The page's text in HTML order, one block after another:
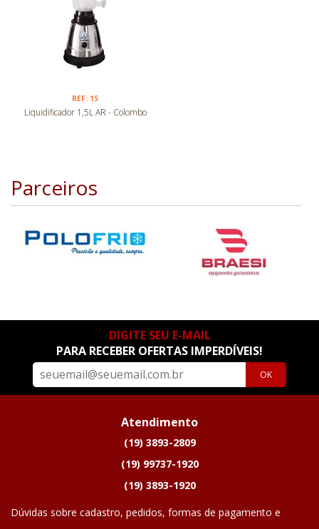
REF: 15
Liquidificador 1,5L AR - Colombo
Parceiros
DIGITE SEU E-MAIL
PARA RECEBER OFERTAS IMPERDÍVEIS!
OK
Atendimento
(19) 3893-2809
(19) 99737-1920
(19) 3893-1920
Dúvidas sobre cadastro, pedidos, formas de pagamento e